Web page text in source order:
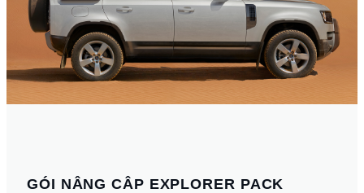
GÓI NÂNG CÂP EXPLORER PACK